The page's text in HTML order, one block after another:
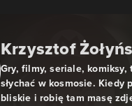
Krzysztof
Gry, filmy, seriale,
słychać w kosmosie.
bliskie i robię tam masę